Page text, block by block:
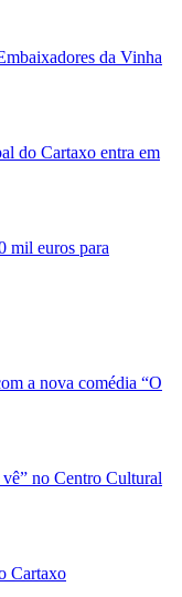
da Vinha
do Cartaxo entra em
mil euros para
a nova comédia “O
vê” no Centro Cultural
Cartaxo